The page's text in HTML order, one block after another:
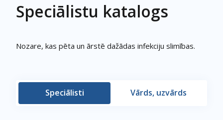
Speciālistu katalogs
Nozare, kas pēta un ārstē dažādas infekciju slimības.
Speciālisti Vārds, uzvārds